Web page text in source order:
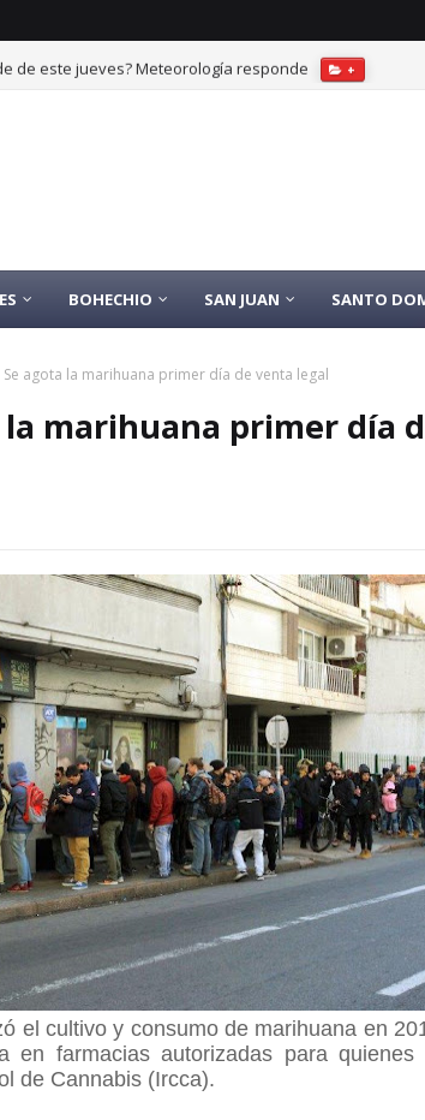
de este jueves? Meteorología responde +
BOHECHIO SAN JUAN SANTO
Se agota la marihuana primer día de venta legal
marihuana primer día
el cultivo y consumo de marihuana en
en farmacias autorizadas para quienes
de Cannabis (Ircca).